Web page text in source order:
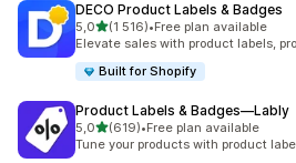
DECO Product Labels & Badges
5,0/ 5 tähteä
(1 516)
1516 arvostelua yhteensä
•Free plan available
Elevate sales with product labels,
Built for Shopify
Product Labels & Badges—Lably
5,0/ 5 tähteä
(619)
619 arvostelua yhteensä
•Free plan available
Tune your products with product